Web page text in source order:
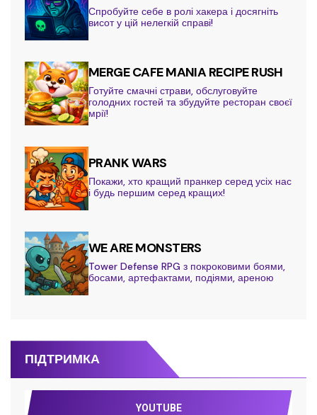
Спробуйте себе в ролі хакера і досягніть
висот у цій нелегкій справі!
MERGE CAFE MANIA RECIPE RUSH
Готуйте смачні страви, обслуговуйте
голодних гостей та збудуйте ресторан своєї
мрії!
PRANK WARS
Покажи, хто кращий пранкер серед усіх нас
і будь першим серед кращих!
WE ARE MONSTERS
Tower Defense RPG з покроковими боями,
босами, артефактами, подіями, ареною
ПІДТРИМКА
YOUTUBE